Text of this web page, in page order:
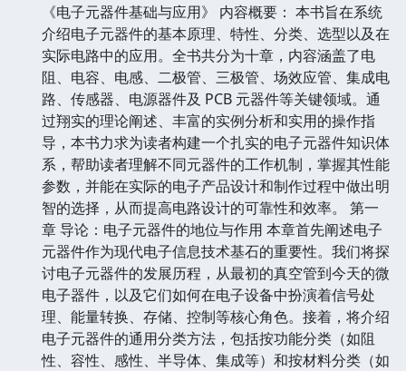
《电子元器件基础与应用》 内容概要： 本书旨在系统
介绍电子元器件的基本原理、特性、分类、选型以及在
实际电路中的应用。全书共分为十章，内容涵盖了电
阻、电容、电感、二极管、三极管、场效应管、集成电
路、传感器、电源器件及 PCB 元器件等关键领域。通
过翔实的理论阐述、丰富的实例分析和实用的操作指
导，本书力求为读者构建一个扎实的电子元器件知识体
系，帮助读者理解不同元器件的工作机制，掌握其性能
参数，并能在实际的电子产品设计和制作过程中做出明
智的选择，从而提高电路设计的可靠性和效率。 第一
章 导论：电子元器件的地位与作用 本章首先阐述电子
元器件作为现代电子信息技术基石的重要性。我们将探
讨电子元器件的发展历程，从最初的真空管到今天的微
电子器件，以及它们如何在电子设备中扮演着信号处
理、能量转换、存储、控制等核心角色。接着，将介绍
电子元器件的通用分类方法，包括按功能分类（如阻
性、容性、感性、半导体、集成等）和按材料分类（如